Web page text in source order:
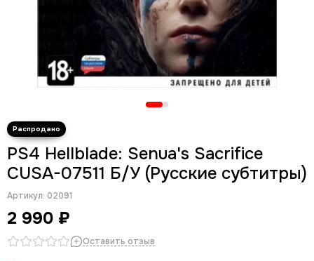
PS4 Hellblade: Senua's Sacrifice
CUSA-07511 Б/У (Русские субтитры)
Артикул: 02091
2 990 ₽
Оставить отзыв